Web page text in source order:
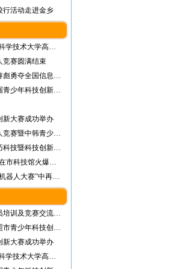
行活动走进金乡
红专并进，理实交融-中国科学技术大学高校科学营
竞赛圆满结束
济宁一中学子岳心淳、王睿彪勇夺全国信息学奥林匹克联赛一等奖
临沂市人民政府表彰第三届青少年科技创新市长奖获奖者
新大赛成功举办
日照市第六届青少年机器人竞赛暨中韩青少年机器人交流活动成功举办
临沂市举办科技辅导员七巧科技暨科技创新培训
青果杯"编程1+2"公益课程在市科技馆火爆开讲
临沂国际学校在“2017世界机器人大赛”中再续辉煌荣获亚军
2019年日照市机器人教练员培训及竞赛交流活动举办
日照市成功举办第34届日照市青少年科技创新大赛
新大赛成功举办
红专并进，理实交融-中国科学技术大学高校科学营